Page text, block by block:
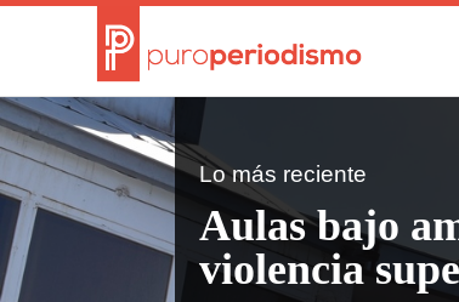
Lo más reciente
Aulas bajo
violencia